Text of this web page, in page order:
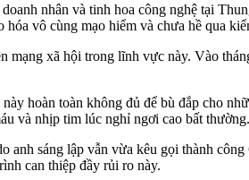
nhân và tinh hoa công nghệ tại
vô cùng mạo hiểm và chưa hề qua
xã hội trong lĩnh vực này. Vào
hoàn toàn không đủ để bù đắp cho
và nhịp tim lúc nghỉ ngơi cao bất thường.
sáng lập vẫn vừa kêu gọi thành
can thiệp đầy rủi ro này.